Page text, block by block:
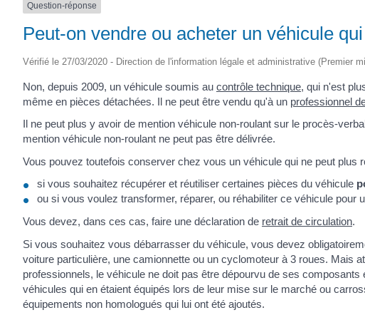
Question-réponse
Peut-on vendre ou acheter un véhicule
Vérifié le 27/03/2020 - Direction de l'information légale et administrative (Premier
Non, depuis 2009, un véhicule soumis au contrôle technique, qui n'est
même en pièces détachées. Il ne peut être vendu qu'à un professionnel
Il ne peut plus y avoir de mention véhicule non-roulant sur le procès-
mention véhicule non-roulant ne peut pas être délivrée.
Vous pouvez toutefois conserver chez vous un véhicule qui ne peut plus
si vous souhaitez récupérer et réutiliser certaines pièces du véhicule
ou si vous voulez transformer, réparer, ou réhabiliter ce véhicule pour
Vous devez, dans ces cas, faire une déclaration de retrait de circulation.
Si vous souhaitez vous débarrasser du véhicule, vous devez
voiture particulière, une camionnette ou un cyclomoteur à 3 roues. Mais
professionnels, le véhicule ne doit pas être dépourvu de ses
véhicules qui en étaient équipés lors de leur mise sur le marché ou
équipements non homologués qui lui ont été ajoutés.